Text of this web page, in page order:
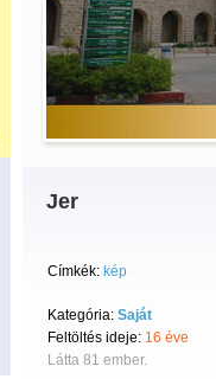
Jer
Címkék: kép
Kategória: Saját
Feltöltés ideje: 16 éve
Látta 81 ember.